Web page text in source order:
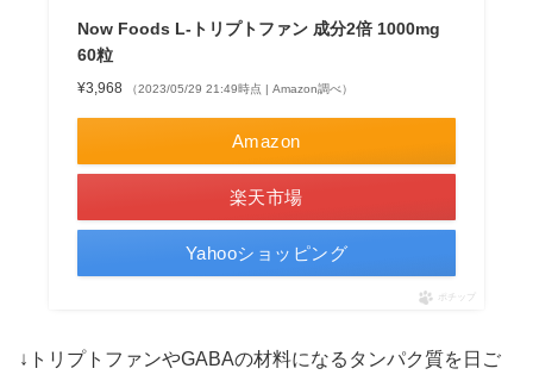
Now Foods L-トリプトファン 成分2倍 1000mg
60粒
¥3,968 （2023/05/29 21:49時点 | Amazon調べ）
Amazon
楽天市場
Yahooショッピング
ポチップ
↓トリプトファンやGABAの材料になるタンパク質を日ご